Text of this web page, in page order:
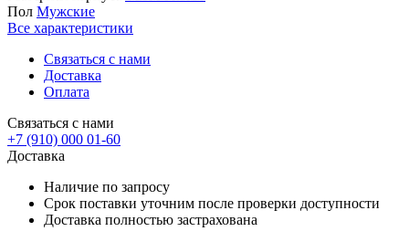
Пол Мужские
Все характеристики
Связаться с нами
Доставка
Оплата
Связаться с нами
+7 (910) 000 01-60
Доставка
Наличие по запросу
Срок поставки уточним после проверки доступности
Доставка полностью застрахована